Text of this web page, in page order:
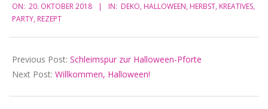
10-
20
ON: 20. OKTOBER 2018 IN: DEKO, HALLOWEEN, HERBST, KREATIVES,
PARTY, REZEPT
Previous Post: Schleimspur zur Halloween-Pforte
Next Post: Willkommen, Halloween!